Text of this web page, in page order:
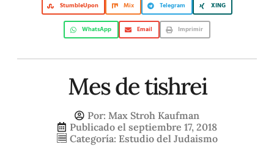
StumbleUpon Mix Telegram XING
WhatsApp Email Imprimir
Mes de tishrei
Por: Max Stroh Kaufman
Publicado el septiembre 17, 2018
Categoría: Estudio del Judaismo